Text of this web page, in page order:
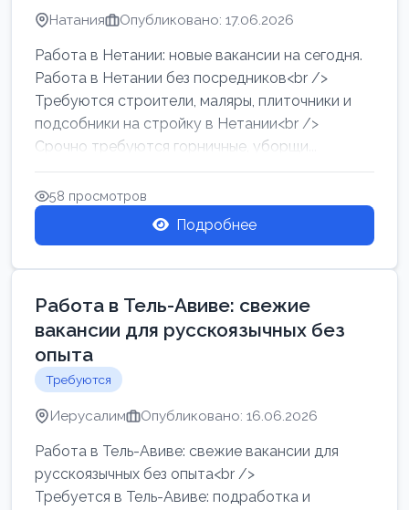
Натания Опубликовано: 17.06.2026
Работа в Нетании: новые вакансии на сегодня.
Работа в Нетании без посредников<br />
Требуются строители, маляры, плиточники и
подсобники на стройку в Нетании<br />
Срочно требуются горничные, уборщи...
58 просмотров
Подробнее
Работа в Тель-Авиве: свежие
вакансии для русскоязычных без
опыта
Требуются
Иерусалим Опубликовано: 16.06.2026
Работа в Тель-Авиве: свежие вакансии для
русскоязычных без опыта<br />
Требуется в Тель-Авиве: подработка и